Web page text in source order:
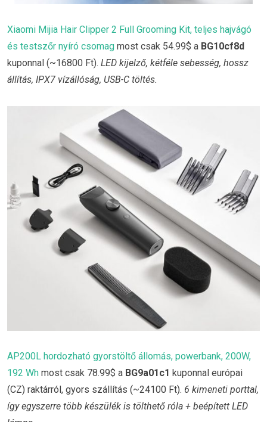
Xiaomi Mijia Hair Clipper 2 Full Grooming Kit, teljes hajvágó
és testszőr nyíró csomag most csak 54.99$ a BG10cf8d
kuponnal (~16800 Ft). LED kijelző, kétféle sebesség, hossz
állítás, IPX7 vízállóság, USB-C töltés.
AP200L hordozható gyorstöltő állomás, powerbank, 200W,
192 Wh most csak 78.99$ a BG9a01c1 kuponnal európai
(CZ) raktárról, gyors szállítás (~24100 Ft). 6 kimeneti porttal,
így egyszerre több készülék is tölthető róla + beépített LED